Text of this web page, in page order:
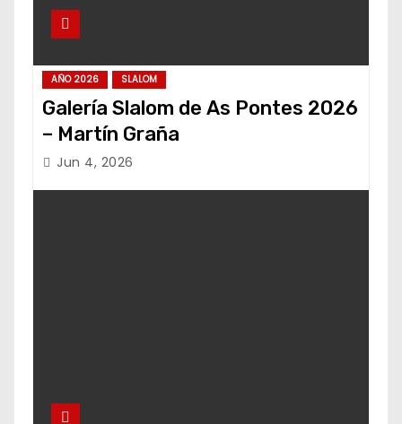
AÑO 2026 SLALOM
Galería Slalom de As Pontes 2026
– Martín Graña
Jun 4, 2026